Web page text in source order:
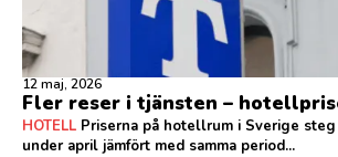
12 maj, 2026
Fler reser i tjänsten –
HOTELL Priserna på hotellrum i Sverige
under april jämfört med samma period...